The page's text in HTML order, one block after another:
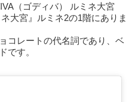
（ゴディバ） ルミネ大宮
大宮』ルミネ2の1階にありま
コレートの代名詞であり、ベ
です。